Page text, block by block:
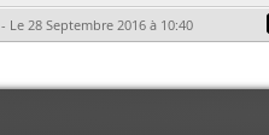
- Le 28 Septembre 2016 à 10:40